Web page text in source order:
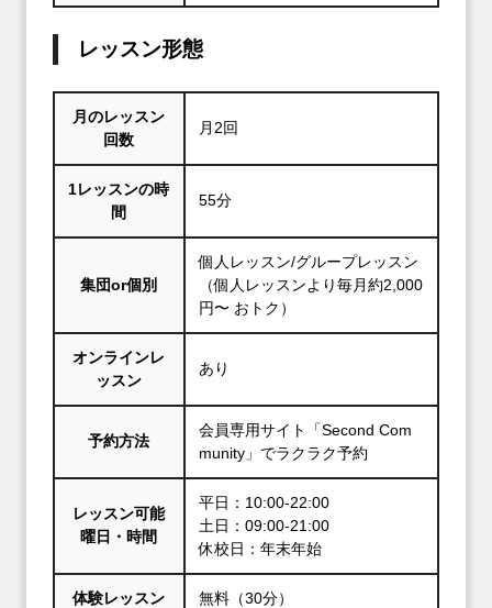
レッスン形態
月のレッスン
回数
月2回
1レッスンの時
間
55分
集団or個別
個人レッスン/グループレッスン
（個人レッスンより毎月約2,000
円〜 おトク）
オンラインレ
ッスン
あり
予約方法
会員専用サイト「Second Com
munity」でラクラク予約
レッスン可能
曜日・時間
平日：10:00-22:00
土日：09:00-21:00
休校日：年末年始
体験レッスン 無料（30分）